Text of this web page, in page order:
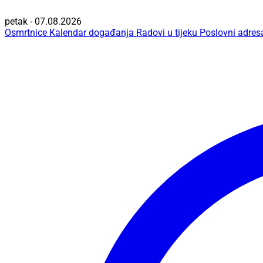
petak - 07.08.2026
Osmrtnice Kalendar događanja Radovi u tijeku Poslovni